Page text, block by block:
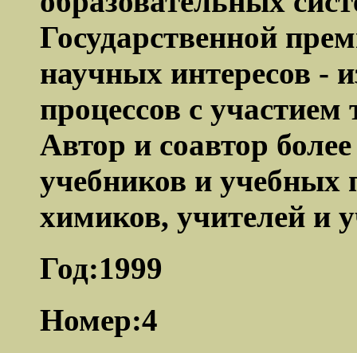
Государственной
научных интересов -
процессов с
Автор и соавтор
учебников и учебных
химиков, учителей и
Год:1999
Номер:4